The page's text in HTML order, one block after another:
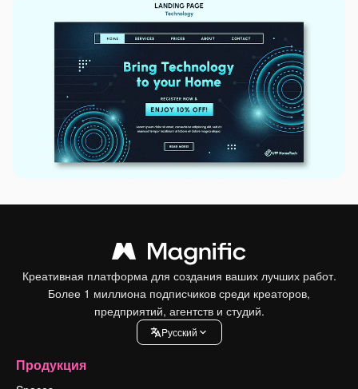
Креативная платформа для создания ваших лучших работ.
Более 1 миллиона подписчиков среди креаторов,
предприятий, агентств и студий.
Pусский
Продукция